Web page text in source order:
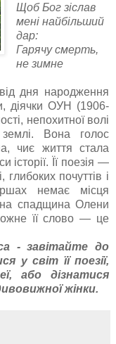
Щоб Бог зіслав
мені найбільший
дар:
Гарячу смерть,
не зимне
дня народження
діячки ОУН (1906-
непохитної волі
Вона голос
чиє життя стала
Її поезія —
почуттів і
немає місця
спадщина Олени
її слово — це
- завітайте до
у світ її поезії,
або дізнатися
жінки.